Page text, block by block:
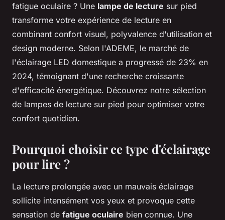
fatigue oculaire ? Une lampe de lecture sur pied
transforme votre expérience de lecture en
combinant confort visuel, polyvalence d'utilisation et
design moderne. Selon l'ADEME, le marché de
l'éclairage LED domestique a progressé de 23% en
2024, témoignant d'une recherche croissante
d'efficacité énergétique. Découvrez notre sélection
de lampes de lecture sur pied pour optimiser votre
confort quotidien.
Pourquoi choisir ce type d'éclairage
pour lire ?
La lecture prolongée avec un mauvais éclairage
sollicite intensément vos yeux et provoque cette
sensation de fatigue oculaire bien connue. Une